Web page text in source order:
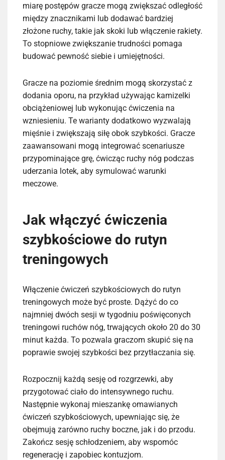
miarę postępów gracze mogą zwiększać odległość
między znacznikami lub dodawać bardziej
złożone ruchy, takie jak skoki lub włączenie rakiety.
To stopniowe zwiększanie trudności pomaga
budować pewność siebie i umiejętności.
Gracze na poziomie średnim mogą skorzystać z
dodania oporu, na przykład używając kamizelki
obciążeniowej lub wykonując ćwiczenia na
wzniesieniu. Te warianty dodatkowo wyzwalają
mięśnie i zwiększają siłę obok szybkości. Gracze
zaawansowani mogą integrować scenariusze
przypominające grę, ćwicząc ruchy nóg podczas
uderzania lotek, aby symulować warunki
meczowe.
Jak włączyć ćwiczenia
szybkościowe do rutyn
treningowych
Włączenie ćwiczeń szybkościowych do rutyn
treningowych może być proste. Dążyć do co
najmniej dwóch sesji w tygodniu poświęconych
treningowi ruchów nóg, trwających około 20 do 30
minut każda. To pozwala graczom skupić się na
poprawie swojej szybkości bez przytłaczania się.
Rozpocznij każdą sesję od rozgrzewki, aby
przygotować ciało do intensywnego ruchu.
Następnie wykonaj mieszankę omawianych
ćwiczeń szybkościowych, upewniając się, że
obejmują zarówno ruchy boczne, jak i do przodu.
Zakończ sesję schłodzeniem, aby wspomóc
regenerację i zapobiec kontuzjom.